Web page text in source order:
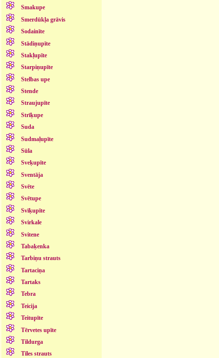
Smakupe
Smerdūkļa grāvis
Sodainīte
Stādiņupīte
Stakļupīte
Starpiņupīte
Stelbas upe
Stende
Straujupīte
Strīķupe
Suda
Sudmaļupīte
Sūla
Sveķupīte
Sventāja
Svēte
Svētupe
Svīķupīte
Svirkale
Svitene
Tabaķenka
Tarbiņu strauts
Tartaciņa
Tartaks
Tebra
Teicija
Teitupīte
Tērvetes upīte
Tildurga
Tīles strauts